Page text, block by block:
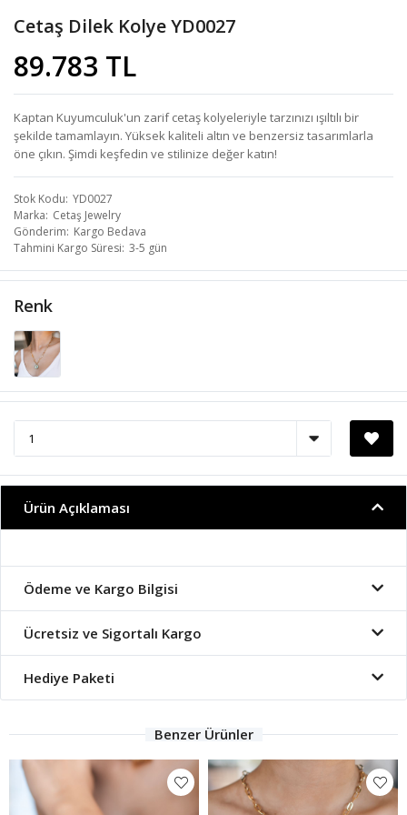
Cetaş Dilek Kolye YD0027
89.783 TL
Kaptan Kuyumculuk'un zarif cetaş kolyeleriyle tarzınızı ışıltılı bir
şekilde tamamlayın. Yüksek kaliteli altın ve benzersiz tasarımlarla
öne çıkın. Şimdi keşfedin ve stilinize değer katın!
Stok Kodu YD0027
Marka Cetaş Jewelry
Gönderim Kargo Bedava
Tahmini Kargo Süresi 3-5 gün
Renk
Ürün Açıklaması
Ödeme ve Kargo Bilgisi
Ücretsiz ve Sigortalı Kargo
Hediye Paketi
Benzer Ürünler